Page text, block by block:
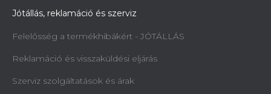
Jótállás, reklamáció és szerviz
Felelősség a termékhibákért - JÓTÁLLÁS
Reklamáció és visszaküldési eljárás
Szerviz szolgáltatások és árak